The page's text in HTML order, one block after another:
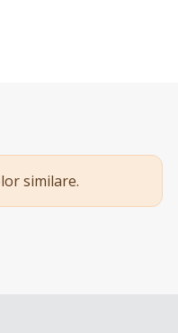
similare.